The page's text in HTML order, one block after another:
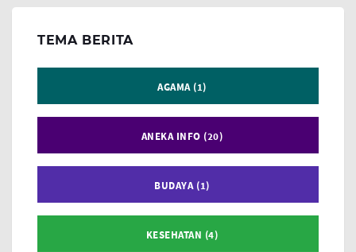
TEMA BERITA
AGAMA (1)
ANEKA INFO (20)
BUDAYA (1)
KESEHATAN (4)